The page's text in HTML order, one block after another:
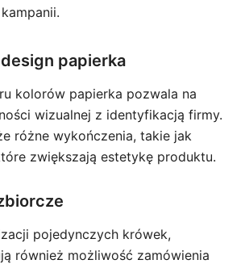
papierka
kolorów papierka pozwala na
wizualnej z identyfikacją firmy.
różne wykończenia, takie jak
zwiększają estetykę produktu.
pojedynczych krówek,
również możliwość zamówienia